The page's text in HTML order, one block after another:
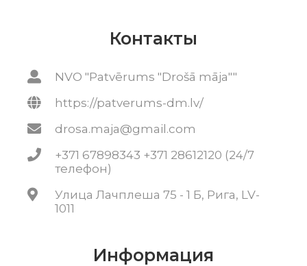
Контакты
NVO "Patvērums "Drošā māja""
https://patverums-dm.lv/
drosa.maja@gmail.com
+371 67898343 +371 28612120 (24/7
телефон)
Улица Лачплеша 75 - 1 Б, Рига, LV-
1011
Информация